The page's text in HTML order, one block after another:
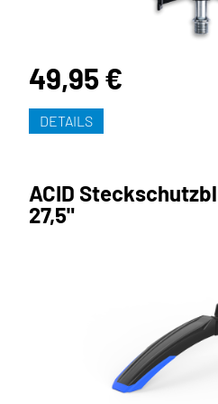
49,95 €
DETAILS
ACID
27,5"